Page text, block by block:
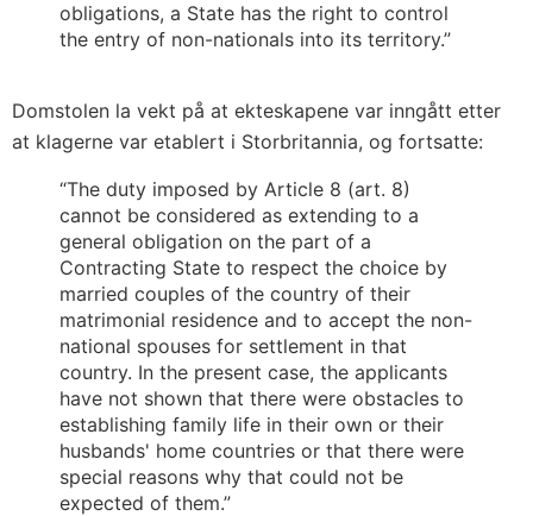
obligations, a State has the right to control
the entry of non-nationals into its territory.”
Domstolen la vekt på at ekteskapene var inngått etter
at klagerne var etablert i Storbritannia, og fortsatte:
“The duty imposed by Article 8 (art. 8)
cannot be considered as extending to a
general obligation on the part of a
Contracting State to respect the choice by
married couples of the country of their
matrimonial residence and to accept the non-
national spouses for settlement in that
country. In the present case, the applicants
have not shown that there were obstacles to
establishing family life in their own or their
husbands' home countries or that there were
special reasons why that could not be
expected of them.”